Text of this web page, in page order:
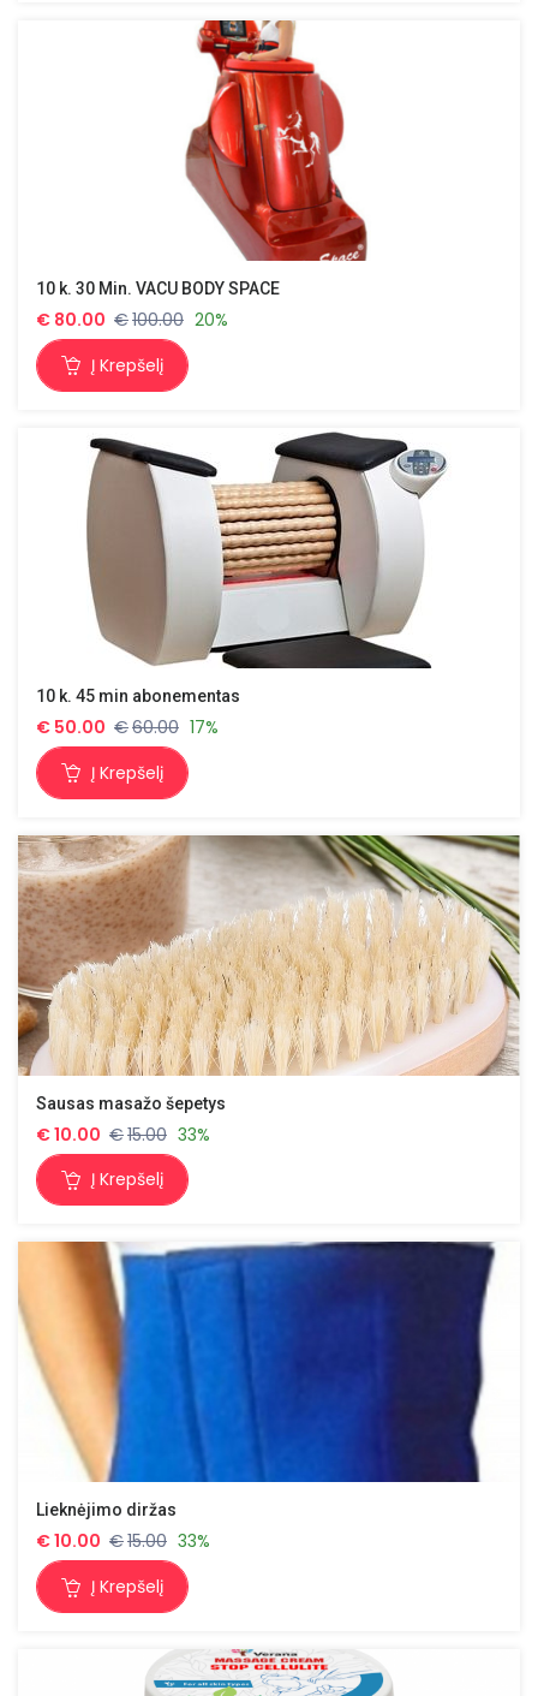
10 k. 30 Min. VACU BODY SPACE
€ 80.00 €100.00 20%
Į Krepšelį
10 k. 45 min abonementas
€ 50.00 €60.00 17%
Į Krepšelį
Sausas masažo šepetys
€10.00 €15.00 33%
Į Krepšelį
Lieknėjimo diržas
€10.00 €15.00 33%
Į Krepšelį